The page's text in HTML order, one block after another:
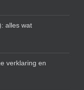
alles wat
verklaring en